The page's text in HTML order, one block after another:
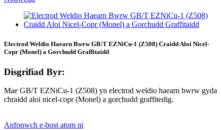
Electrod Weldio Haearn Bwrw GB/T EZNiCu-1 (Z508) Craidd Aloi Nicel-
Copr (Monel) a Gorchudd Graffitaidd
Disgrifiad Byr:
Mae GB/T EZNiCu-1 (Z508) yn electrod weldio haearn bwrw gyda
chraidd aloi nicel-copr (Monel) a gorchudd graffitedig.
Anfonwch e-bost atom ni